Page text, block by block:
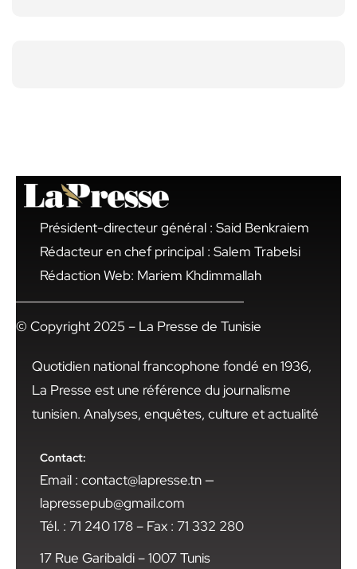
Président-directeur général : Said Benkraiem
Rédacteur en chef principal : Salem Trabelsi
Rédaction Web: Mariem Khdimmallah
© Copyright 2025 – La Presse de Tunisie
Quotidien national francophone fondé en 1936,
La Presse est une référence du journalisme
tunisien. Analyses, enquêtes, culture et actualité
Contact:
Email : contact@lapresse.tn —
lapressepub@gmail.com
Tél. : 71 240 178 – Fax : 71 332 280
17 Rue Garibaldi – 1007 Tunis